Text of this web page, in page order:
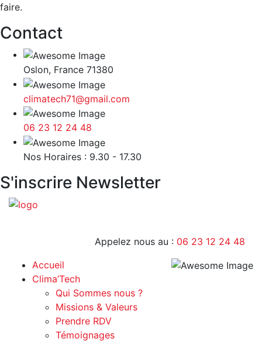
faire.
Contact
Oslon, France 71380
climatech71@gmail.com
06 23 12 24 48
Nos Horaires : 9.30 - 17.30
S'inscrire Newsletter
Appelez nous au : 06 23 12 24 48
Accueil
Clima’Tech
Qui Sommes nous ?
Missions & Valeurs
Prendre RDV
Témoignages